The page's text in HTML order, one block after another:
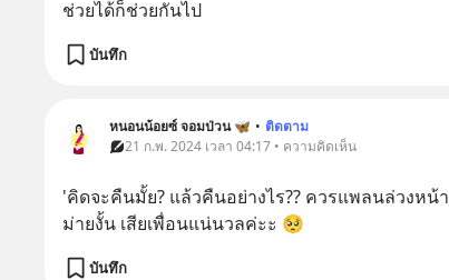
ช่วยได้ก็ช่วยกันไป
บันทึก
หนอนน้อยซ์ จอมป่วน 🦋 • ติดตาม
21 ก.พ. 2024 เวลา 04:17 • ความคิดเห็น
'คิดจะคืนมั้ย? แล้วคืนอย่างไร?? ควรแพลนล่วงหน้
ม่ายงั้น เสียเพื่อนแน่นวลค่ะะ 🥺
บันทึก